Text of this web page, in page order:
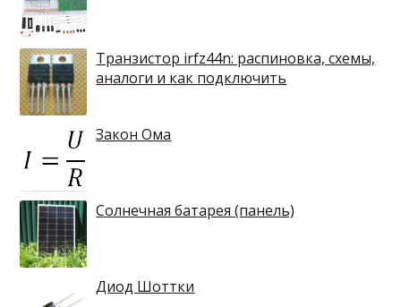
Транзистор irfz44n: распиновка, схемы,
аналоги и как подключить
Закон Ома
Солнечная батарея (панель)
Диод Шоттки